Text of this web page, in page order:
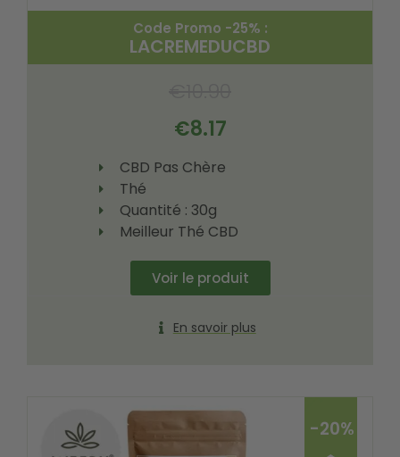
Code Promo -25% :
LACREMEDUCBD
€8.17
CBD Pas Chère
Thé
Quantité : 30g
Meilleur Thé CBD
Voir le produit
En savoir plus
-20%